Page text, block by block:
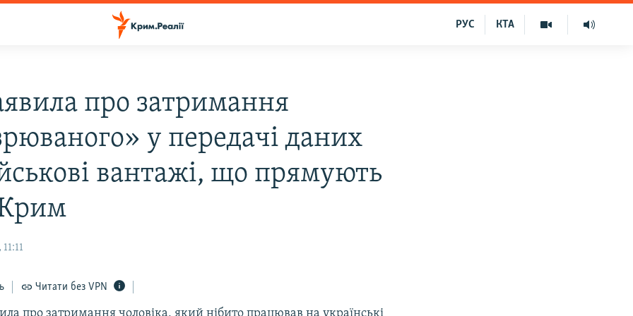
КТА
РУС
про затримання
у передачі даних
вантажі, що прямують
Читати без VPN